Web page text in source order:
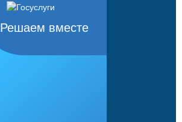
Решаем вместе